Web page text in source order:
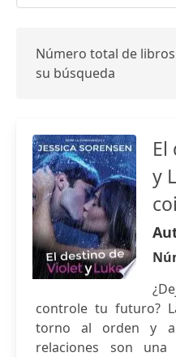
Número total de
su búsqueda
y
controle tu futuro?
torno al orden y
relaciones son